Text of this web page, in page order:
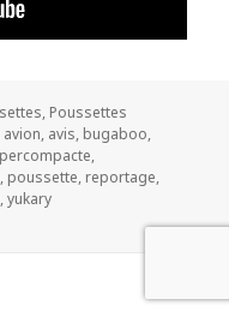
, Poussettes
avion, avis, bugaboo,
,
, poussette, reportage,
,yukary